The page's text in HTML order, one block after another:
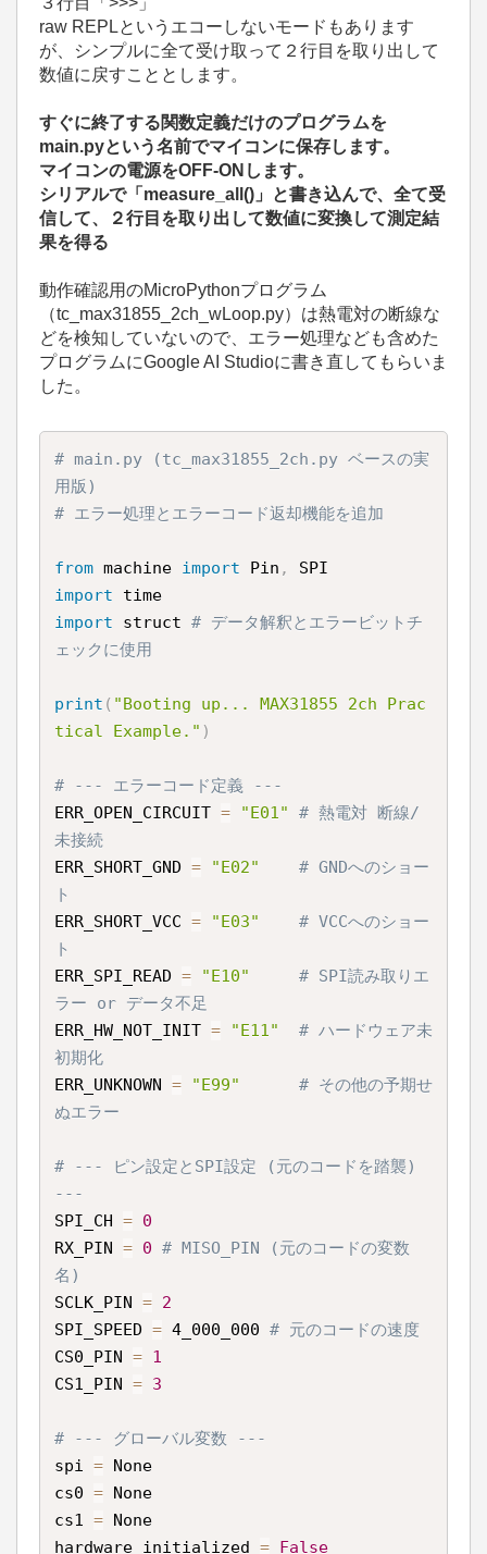
raw REPLというエコーしないモードもあります
が、シンプルに全て受け取って２行目を取り出して
数値に戻すこととします。
すぐに終了する関数定義だけのプログラムを
main.pyという名前でマイコンに保存します。
マイコンの電源をOFF-ONします。
シリアルで「measure_all()」と書き込んで、全て受
信して、２行目を取り出して数値に変換して測定結
果を得る
動作確認用のMicroPythonプログラム
（tc_max31855_2ch_wLoop.py）は熱電対の断線な
どを検知していないので、エラー処理なども含めた
プログラムにGoogle AI Studioに書き直してもらいま
した。
# main.py (tc_max31855_2ch.py ベースの実
用版)
# エラー処理とエラーコード返却機能を追加
from machine import Pin ,
import
import struct # データ解釈とエラービットチ
ェックに使用
print ( "Booting up... MAX31855 2ch Prac
tical Example." )
# --- エラーコード定義 ---
ERR_OPEN_CIRCUIT = "E01"
# 熱電対 断線/
未接続
ERR_SHORT_GND = "E02"
# GNDへのショー
ト
ERR_SHORT_VCC = "E03"
# VCCへのショー
ト
ERR_SPI_READ = "E10"
# SPI読み取りエ
ラー or データ不足
ERR_HW_NOT_INIT = "E11"
# ハードウェア未
初期化
ERR_UNKNOWN = "E99"
# その他の予期せ
ぬエラー
# --- ピン設定とSPI設定 (元のコードを踏襲)
---
SPI_CH = 0
RX_PIN = 0 # MISO_PIN (元のコードの変数
名)
SCLK_PIN = 2
SPI_SPEED = 4_000_000 # 元のコードの速度
CS0_PIN = 1
CS1_PIN = 3
# --- グローバル変数 ---
spi = None
cs0 = None
cs1 = None
hardware_initialized = False